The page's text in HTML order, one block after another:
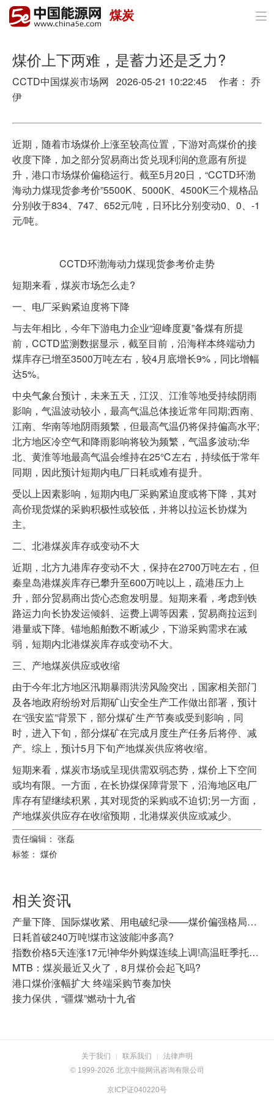
首页
政策与经济
油气
电力
新能源
节能环保
煤炭 
煤价上下两难，是蓄力还是乏力?
CCTD中国煤炭市场网 2026-05-21 10:22:45 作者： 乔
伊
近期，随着市场煤价上涨至较高位置，下游对高煤价的接
收度下降，加之部分贸易商出货兑现利润的意愿有所提
升，港口市场煤价偏稳运行。截至5月20日，“CCTD环渤
海动力煤现货参考价”5500K、5000K、4500K三个规格品
分别收于834、747、652元/吨，日环比分别变动0、0、-1
元/吨。
CCTD环渤海动力煤现货参考价走势
短期来看，煤炭市场怎么走?
一、电厂采购紧迫度将下降
与去年相比，今年下游电力企业“迎峰度夏”备煤有所提
前，CCTD监测数据显示，截至目前，沿海样本终端动力
煤库存已增至3500万吨左右，较4月底增长9%，同比增幅
达5%。
中央气象台预计，未来五天，江汉、江淮等地受持续阴雨
影响，气温波动较小，最高气温总体接近常年同期;西南、
江南、华南等地阴雨频繁，但最高气温仍将保持偏高水平;
北方地区冷空气和降雨影响将较为频繁，气温多波动;华
北、黄淮等地最高气温会维持在25℃左右，持续低于常年
同期，因此预计短期内电厂日耗或难有提升。
受以上因素影响，短期内电厂采购紧迫度或将下降，其对
高价现货煤的采购积极性或较低，并将以拉运长协煤为
主。
二、北港煤炭库存或变动不大
近期，北方九港库存变动不大，保持在2700万吨左右，但
秦皇岛港煤炭库存已攀升至600万吨以上，疏港压力上
升，部分贸易商出货心态愈发明显。短期来看，考虑到铁
路运力向长协发运倾斜、运费上调等因素，贸易商拉运到
港量或下降。锚地船舶数不断减少，下游采购需求在减
弱，短期内北港煤炭库存或变动不大。
三、产地煤炭供应或收缩
由于今年北方地区汛期暴雨洪涝风险突出，国家相关部门
及各地政府纷纷对后期矿山安全生产工作做出部署，预计
在“强安监”背景下，部分煤矿生产节奏或受到影响，同
时，进入下旬，部分煤矿在完成月度生产任务后将停、减
产。综上，预计5月下旬产地煤炭供应将收缩。
短期来看，煤炭市场或呈现供需双弱态势，煤价上下空间
或均有限。一方面，在长协煤保障背景下，沿海地区电厂
库存有望继续积累，其对现货的采购或不迫切;另一方面，
产地煤炭供应存在收缩预期，北港煤炭供应或减少。
责任编辑： 张磊
标签： 煤价
相关资讯
产量下降、国际煤收紧、用电破纪录——煤价偏强格局还在延续
日耗首破240万吨!煤市这波能冲多高?
指数价格5天连涨17元!神华外购煤连续上调!高温旺季托举，动力煤震荡走强
MTB：煤炭最近又火了，8月煤价会起飞吗?
港口煤价涨幅扩大 终端采购节奏加快
接力保供，“疆煤”燃动十九省
关于我们 | 联系我们 |
法律声明
© 1999-2026 北京中能网讯咨询有限公司
京ICP证040220号